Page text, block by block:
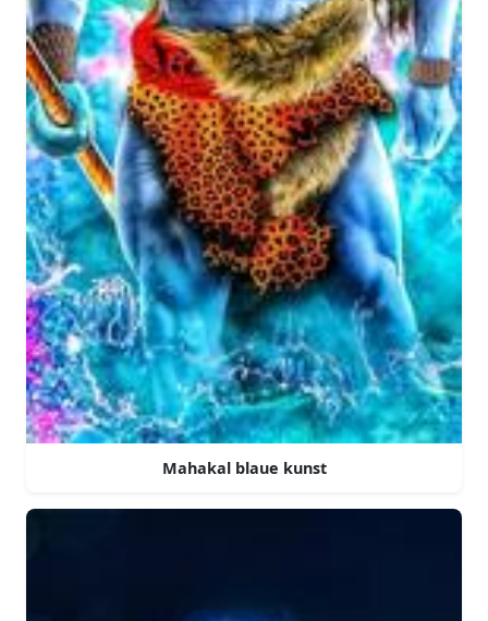
Mahakal blaue kunst